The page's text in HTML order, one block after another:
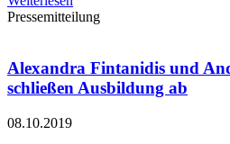
Pressemitteilung
Alexandra Fintanidis und
schließen Ausbildung ab
08.10.2019